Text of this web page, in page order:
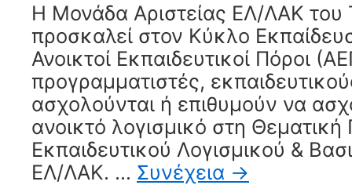
Η Μονάδα Αριστείας ΕΛ/ΛΑΚ του
προσκαλεί στον Κύκλο
Ανοικτοί Εκπαιδευτικοί Πόροι
προγραμματιστές,
ασχολούνται ή επιθυμούν να
ανοικτό λογισμικό στη Θεματική
Εκπαιδευτικού Λογισμικού &
ΕΛ/ΛΑΚ. … Συνέχεια →